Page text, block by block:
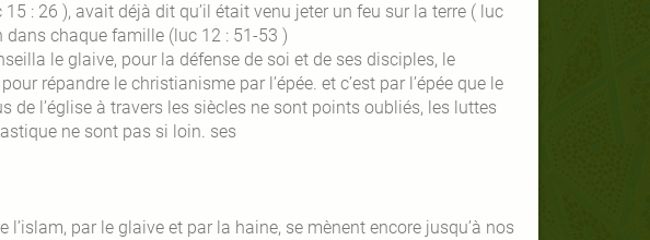
: 26 ), avait déjà dit qu’il était venu jeter un feu sur la terre ( luc
dans chaque famille (luc 12 : 51-53 )
le glaive, pour la défense de soi et de ses disciples, le
répandre le christianisme par l’épée. et c’est par l’épée que le
l’église à travers les siècles ne sont points oubliés, les luttes
ne sont pas si loin. ses
par le glaive et par la haine, se mènent encore jusqu’à nos